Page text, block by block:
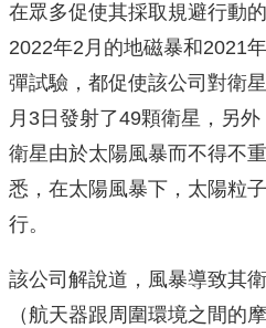
在眾多促使其採取規避行動
2022年2月的地磁暴和2021
彈試驗，都促使該公司對衛
月3日發射了49顆衛星，另
衛星由於太陽風暴而不得不
悉，在太陽風暴下，太陽粒
行。
該公司解說道，風暴導致其
（航天器跟周圍環境之間的